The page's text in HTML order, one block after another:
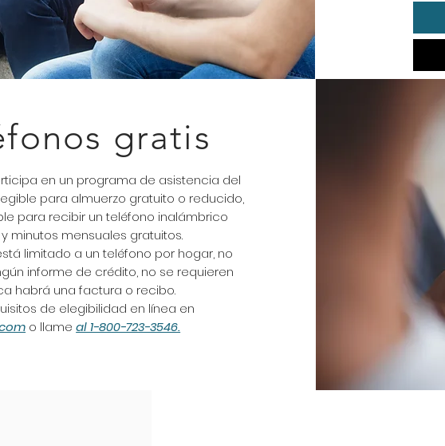
gratis
en un programa de asistencia del
para almuerzo gratuito o reducido,
para recibir un teléfono inalámbrico
minutos mensuales gratuitos.
limitado a un teléfono por hogar, no
informe de crédito, no se requieren
habrá una factura o recibo.
de elegibilidad en línea en
o llameal 1-800-723-3546.